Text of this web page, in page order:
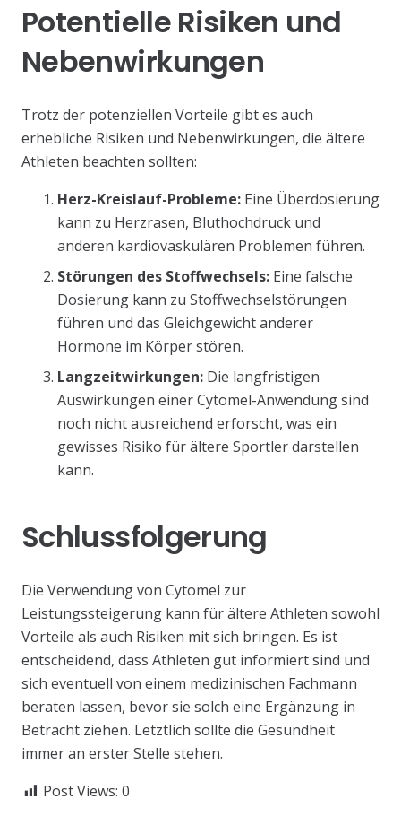
Potentielle Risiken und
Nebenwirkungen
Trotz der potenziellen Vorteile gibt es auch
erhebliche Risiken und Nebenwirkungen, die ältere
Athleten beachten sollten:
Herz-Kreislauf-Probleme: Eine Überdosierung
kann zu Herzrasen, Bluthochdruck und
anderen kardiovaskulären Problemen führen.
Störungen des Stoffwechsels: Eine falsche
Dosierung kann zu Stoffwechselstörungen
führen und das Gleichgewicht anderer
Hormone im Körper stören.
Langzeitwirkungen: Die langfristigen
Auswirkungen einer Cytomel-Anwendung sind
noch nicht ausreichend erforscht, was ein
gewisses Risiko für ältere Sportler darstellen
kann.
Schlussfolgerung
Die Verwendung von Cytomel zur
Leistungssteigerung kann für ältere Athleten sowohl
Vorteile als auch Risiken mit sich bringen. Es ist
entscheidend, dass Athleten gut informiert sind und
sich eventuell von einem medizinischen Fachmann
beraten lassen, bevor sie solch eine Ergänzung in
Betracht ziehen. Letztlich sollte die Gesundheit
immer an erster Stelle stehen.
Post Views: 0